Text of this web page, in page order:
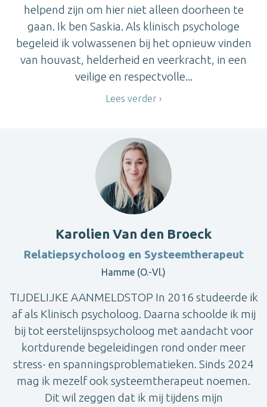
helpend zijn om hier niet alleen doorheen te
gaan. Ik ben Saskia. Als klinisch psychologe
begeleid ik volwassenen bij het opnieuw vinden
van houvast, helderheid en veerkracht, in een
veilige en respectvolle...
Lees verder
Karolien Van den Broeck
Relatiepsycholoog en Systeemtherapeut
Hamme (O.-Vl.)
TIJDELIJKE AANMELDSTOP In 2016 studeerde ik
af als Klinisch psycholoog. Daarna schoolde ik mij
bij tot eerstelijnspsycholoog met aandacht voor
kortdurende begeleidingen rond onder meer
stress- en spanningsproblematieken. Sinds 2024
mag ik mezelf ook systeemtherapeut noemen.
Dit wil zeggen dat ik mij tijdens mijn